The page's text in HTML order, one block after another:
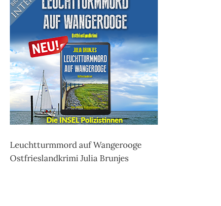
Leuchtturmmord auf Wangerooge
Ostfrieslandkrimi Julia Brunjes